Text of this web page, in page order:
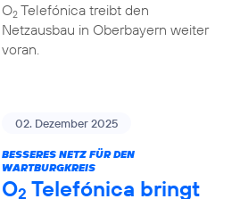
O2Telefónica treibt den
Netzausbau in Oberbayern weiter
voran.
02. Dezember 2025
BESSERES NETZ FÜR DEN
WARTBURGKREIS
O2 Telefónica bringt